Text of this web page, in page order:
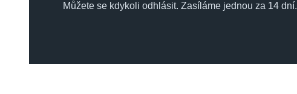
Můžete se kdykoli odhlásit. Zasíláme jednou za 14 dní.